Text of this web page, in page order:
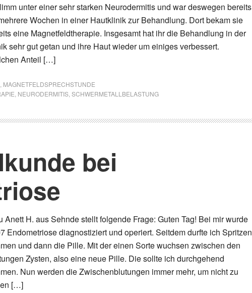
unter einer sehr starken Neurodermitis und war deswegen bereits
Wochen in einer Hautklinik zur Behandlung. Dort bekam sie
eine Magnetfeldtherapie. Insgesamt hat ihr die Behandlung in der
sehr gut getan und ihre Haut wieder um einiges verbessert.
Anteil […]
MAGNETFELDSPRECHSTUNDE
NEURODERMITIS SCHWERMETALLBELASTUNG
bei
Anett H. aus Sehnde stellt folgende Frage: Guten Tag! Bei mir wurde
Endometriose diagnostiziert und operiert. Seitdem durfte ich Spritzen
und dann die Pille. Mit der einen Sorte wuchsen zwischen den
Zysten, also eine neue Pille. Die sollte ich durchgehend
Nun werden die Zwischenblutungen immer mehr, um nicht zu
[…]